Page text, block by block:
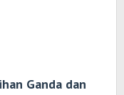
Ganda dan